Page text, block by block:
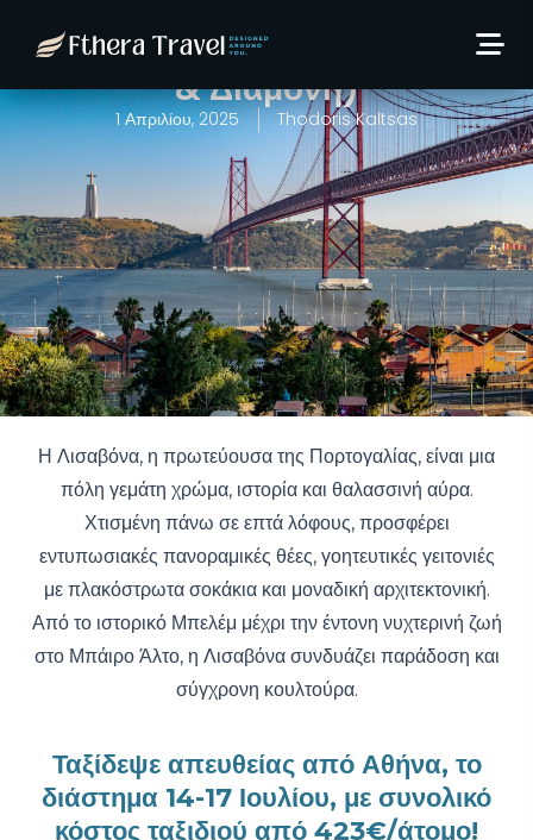
423€/άτομο! (Αεροπορικά
& Διαμονή)
1 Απριλίου, 2025 Thodoris Kaltsas
Η Λισαβόνα, η πρωτεύουσα της Πορτογαλίας, είναι μια
πόλη γεμάτη χρώμα, ιστορία και θαλασσινή αύρα.
Χτισμένη πάνω σε επτά λόφους, προσφέρει
εντυπωσιακές πανοραμικές θέες, γοητευτικές γειτονιές
με πλακόστρωτα σοκάκια και μοναδική αρχιτεκτονική.
Από το ιστορικό Μπελέμ μέχρι την έντονη νυχτερινή ζωή
στο Μπάιρο Άλτο, η Λισαβόνα συνδυάζει παράδοση και
σύγχρονη κουλτούρα.
Ταξίδεψε απευθείας από Αθήνα, το
διάστημα 14-17 Ιουλίου, με συνολικό
κόστος ταξιδιού από 423€/άτομο!